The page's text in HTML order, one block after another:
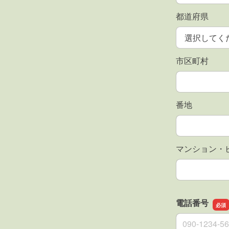
都道府県
市区町村
番地
マンション・
電話番号
電話番号